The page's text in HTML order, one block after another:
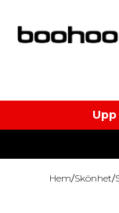
Hem/Skönhet/